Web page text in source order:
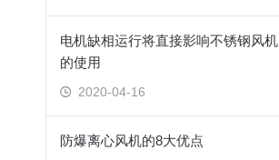
电机缺相运行将直接影响不锈钢风机
的使用
2020-04-16
防爆离心风机的8大优点